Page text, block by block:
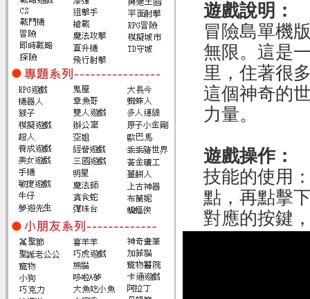
遊戲說明：
冒險島單機
無限。這是
里，住著很
這個神奇的
力量。
遊戲操作：
技能的使用
點，再點擊
對應的按鍵